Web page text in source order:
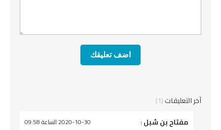
آخر التعليقات(1)
يقول
مفتاح بن شبل: 2020-10-30 الساعة 09:58